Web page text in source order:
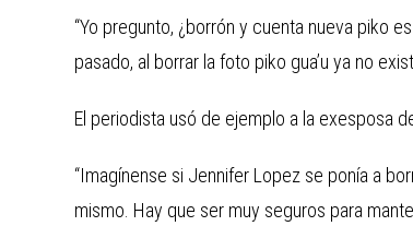
“Yo pregunto, ¿borrón y cuenta nueva piko
pasado, al borrar la foto piko gua’u ya no
El periodista usó de ejemplo a la exesposa
“Imagínense si Jennifer Lopez se ponía a
mismo. Hay que ser muy seguros para